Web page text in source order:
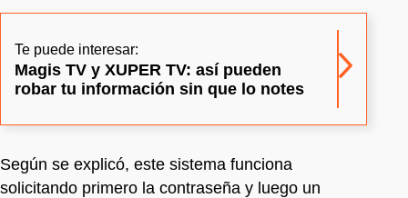
Te puede interesar:
Magis TV y XUPER TV: así pueden
robar tu información sin que lo notes
Según se explicó, este sistema funciona
solicitando primero la contraseña y luego un